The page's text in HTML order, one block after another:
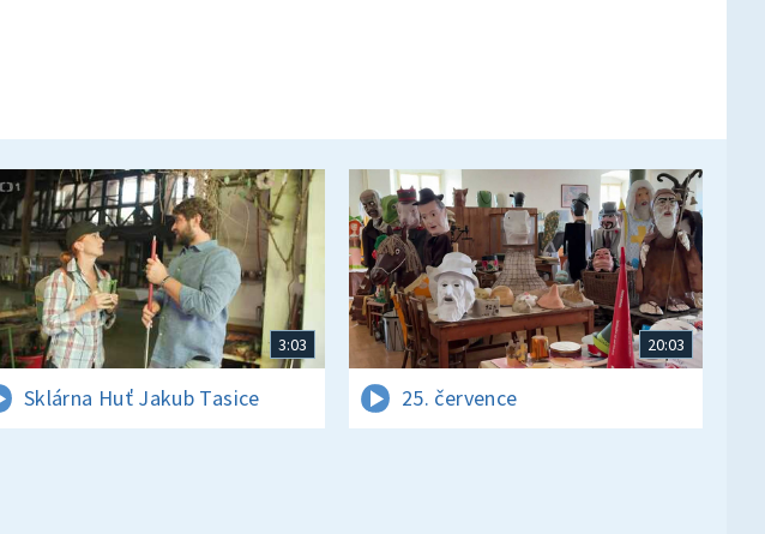
3:03
Sklárna Huť Jakub Tasice
20:03
25. července